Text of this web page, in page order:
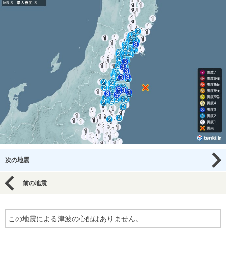
次の地震
前の地震
この地震による津波の心配はありません。